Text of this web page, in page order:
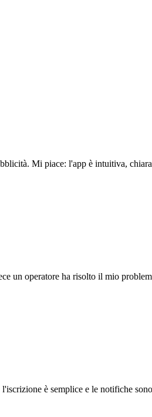
Mi piace: l'app è intuitiva,
un operatore ha risolto il mio
è semplice e le notifiche